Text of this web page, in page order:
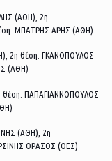
(ΑΘΗ), 2η
ΜΠΑΤΡΗΣ ΑΡΗΣ (ΑΘΗ)
2η θέση: ΓΚΑΝΟΠΟΥΛΟΣ
(ΑΘΗ)
θέση: ΠΑΠΑΓΙΑΝΝΟΠΟΥΛΟΣ
(ΑΘΗ), 2η
ΘΡΑΣΟΣ (ΘΕΣ)